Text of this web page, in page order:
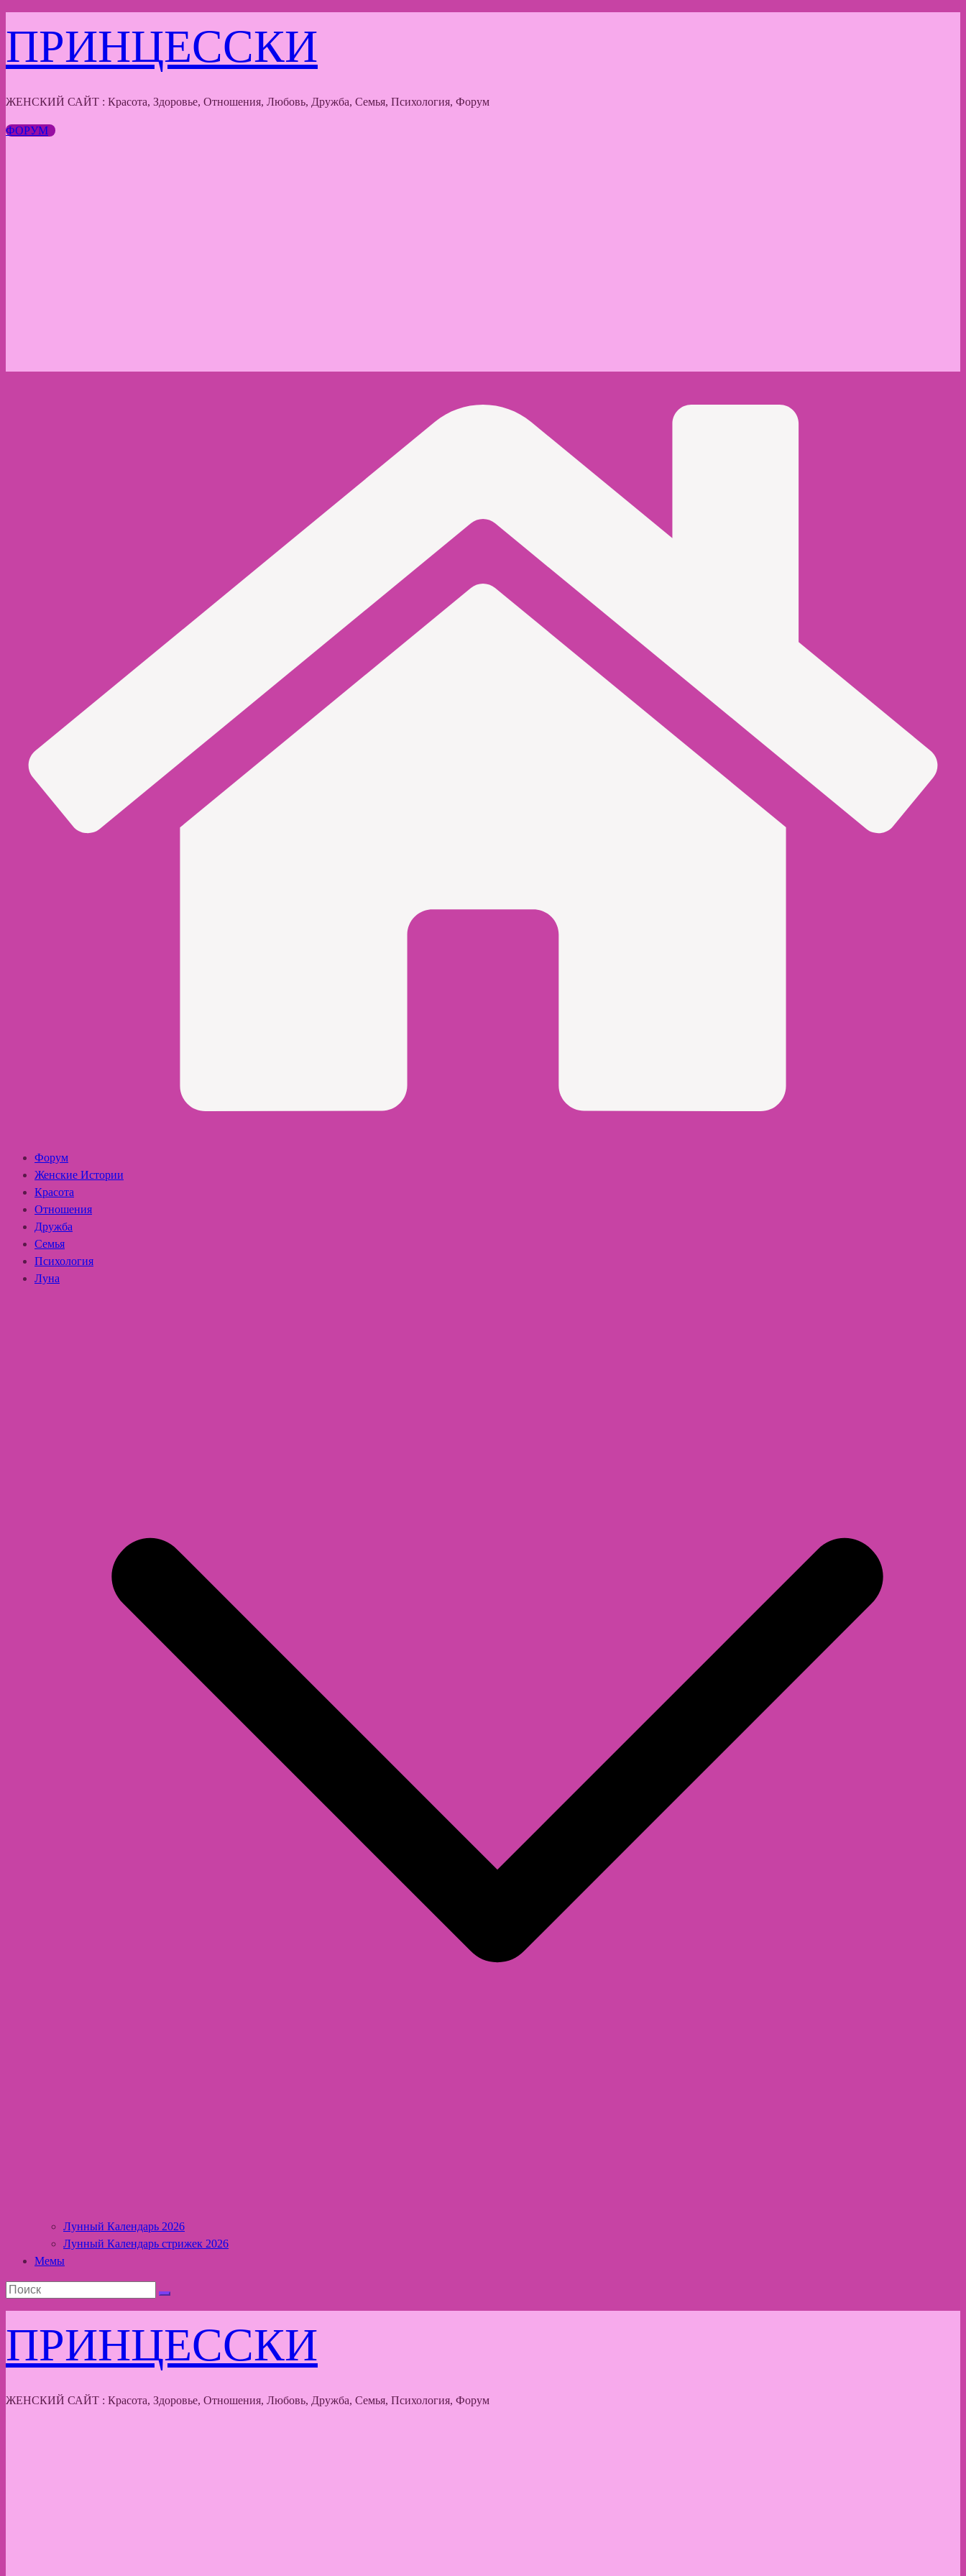
к
содержимому
ПРИНЦЕССКИ
ЖЕНСКИЙ САЙТ : Красота, Здоровье, Отношения, Любовь, Дружба, Семья, Психология, Форум
ФОРУМ
Форум
Женские Истории
Красота
Отношения
Дружба
Семья
Психология
Луна
Лунный Календарь 2026
Лунный Календарь стрижек 2026
Мемы
ПРИНЦЕССКИ
ЖЕНСКИЙ САЙТ : Красота, Здоровье, Отношения, Любовь, Дружба, Семья, Психология, Форум